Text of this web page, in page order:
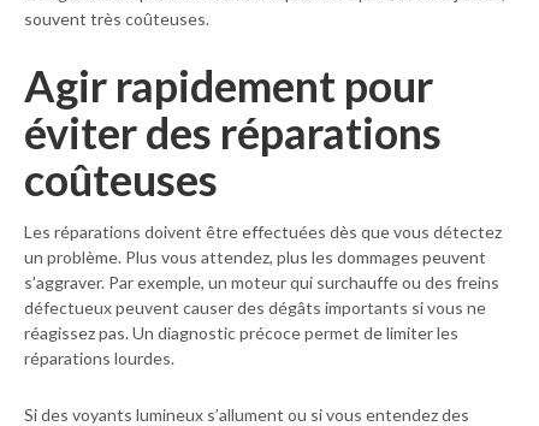
souvent très coûteuses.
Agir rapidement pour
éviter des réparations
coûteuses
Les réparations doivent être effectuées dès que vous détectez
un problème. Plus vous attendez, plus les dommages peuvent
s’aggraver. Par exemple, un moteur qui surchauffe ou des freins
défectueux peuvent causer des dégâts importants si vous ne
réagissez pas. Un diagnostic précoce permet de limiter les
réparations lourdes.
Si des voyants lumineux s’allument ou si vous entendez des